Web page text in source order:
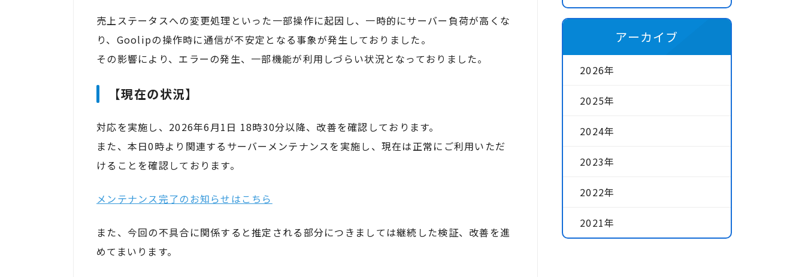
売上ステータスへの変更処理といった一部操作に起因し、一時的にサーバー負荷が高くな
り、Goolipの操作時に通信が不安定となる事象が発生しておりました。
その影響により、エラーの発生、一部機能が利用しづらい状況となっておりました。
【現在の状況】
対応を実施し、2026年6月1日 18時30分以降、改善を確認しております。
また、本日0時より関連するサーバーメンテナンスを実施し、現在は正常にご利用いただ
けることを確認しております。
メンテナンス完了のお知らせはこちら
また、今回の不具合に関係すると推定される部分につきましては継続した検証、改善を進
めてまいります。
アーカイブ
2026年
2025年
2024年
2023年
2022年
2021年